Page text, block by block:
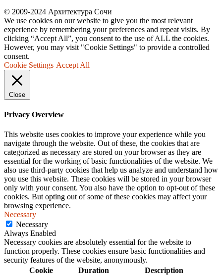
© 2009-2024 Архитектура Сочи
We use cookies on our website to give you the most relevant
experience by remembering your preferences and repeat visits. By
clicking “Accept All”, you consent to the use of ALL the cookies.
However, you may visit "Cookie Settings" to provide a controlled
consent.
Cookie Settings Accept All
Close
Privacy Overview
This website uses cookies to improve your experience while you
navigate through the website. Out of these, the cookies that are
categorized as necessary are stored on your browser as they are
essential for the working of basic functionalities of the website. We
also use third-party cookies that help us analyze and understand how
you use this website. These cookies will be stored in your browser
only with your consent. You also have the option to opt-out of these
cookies. But opting out of some of these cookies may affect your
browsing experience.
Necessary
Necessary
Always Enabled
Necessary cookies are absolutely essential for the website to
function properly. These cookies ensure basic functionalities and
security features of the website, anonymously.
Cookie
Duration Description